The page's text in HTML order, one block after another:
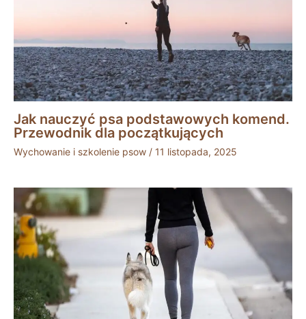
Jak nauczyć psa podstawowych komend.
Przewodnik dla początkujących
Wychowanie i szkolenie psow / 11 listopada, 2025